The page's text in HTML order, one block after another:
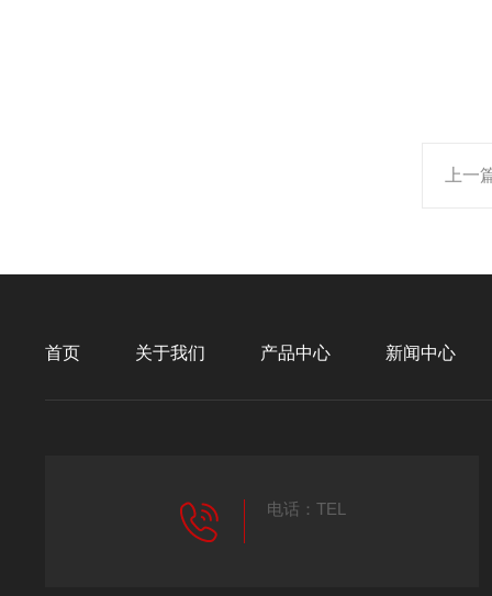
上一
首页 关于我们 产品中心 新闻中心
电话：TEL